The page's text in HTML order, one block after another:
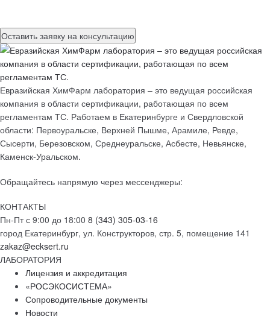
Евразийская ХимФарм лаборатория – это ведущая российская
компания в области сертификации, работающая по всем
регламентам ТС. Работаем в Екатеринбурге и Свердловской
области: Первоуральске, Верхней Пышме, Арамиле, Ревде,
Сысерти, Березовском, Среднеуральске, Асбесте, Невьянске,
Каменск-Уральском.
Обращайтесь напрямую через мессенджеры:
КОНТАКТЫ
Пн-Пт с 9:00 до 18:00 8 (343) 305-03-16
город Екатеринбург, ул. Конструкторов, стр. 5, помещение 141
zakaz@ecksert.ru
ЛАБОРАТОРИЯ
Лицензия и аккредитация
«РОСЭКОСИСТЕМА»
Сопроводительные документы
Новости